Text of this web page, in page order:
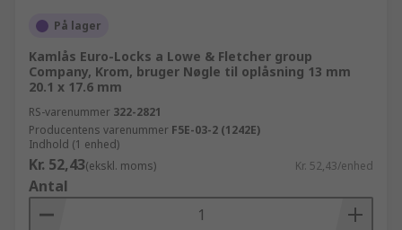
På lager
Kamlås Euro-Locks a Lowe & Fletcher group
Company, Krom, bruger Nøgle til oplåsning 13 mm
20.1 x 17.6 mm
RS-varenummer 322-2821
Producentens varenummer F5E-03-2 (1242E)
Indhold (1 enhed)
Kr. 52,43(ekskl. moms) Kr. 52,43/enhed
Antal